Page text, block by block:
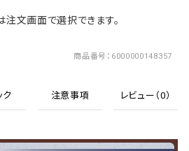
文画面で選択できます。
商品番号 6000000148357
ク 注意事項 レビュー（0）